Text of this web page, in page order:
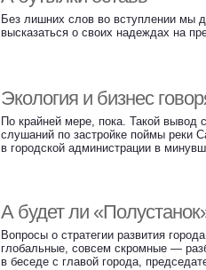
Без лишних слов во вступлении мы
высказаться о своих надеждах на
Экология и бизнес
По крайней мере, пока. Такой вывод
слушаний по застройке поймы реки
в городской администрации в
А будет ли
Вопросы о стратегии развития
глобальные, совсем скромные —
в беседе с главой города,